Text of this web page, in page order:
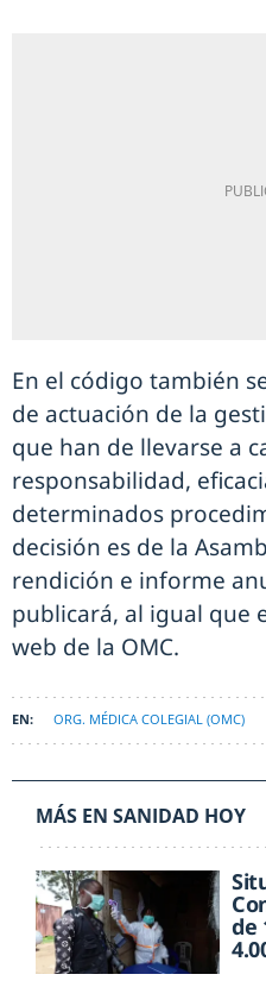
En el código también
de actuación de la
que han de llevarse a
responsabilidad,
determinados
decisión es de la
rendición e informe
publicará, al igual que
web de la OMC.
ORG. MÉDICA COLEGIAL (OMC)
MÁS EN SANIDAD HOY
de